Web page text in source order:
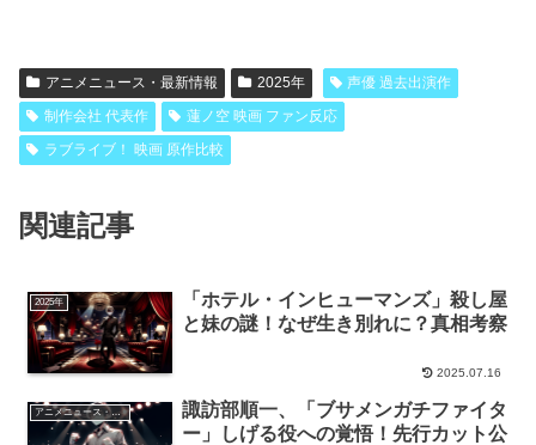
アニメニュース・最新情報 2025年
声優 過去出演作
制作会社 代表作
蓮ノ空 映画 ファン反応
ラブライブ！ 映画 原作比較
関連記事
2025年
「ホテル・インヒューマンズ」殺し屋
と妹の謎！なぜ生き別れに？真相考察
2025.07.16
アニメニュース・最新情報
諏訪部順一、「ブサメンガチファイタ
ー」しげる役への覚悟！先行カット公